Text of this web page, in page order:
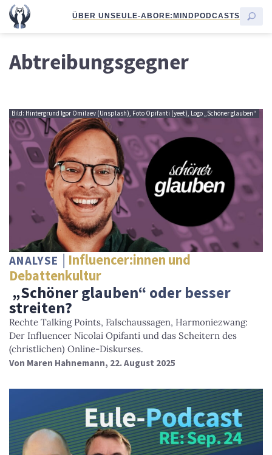
ÜBER UNSEULE-ABORE:MINDPODCASTS
Abtreibungsgegner
Bild: Hintergrund Igor Omilaev (Unsplash), Foto Opifanti (yeet), Logo „Schöner glauben“
ANALYSE
Influencer:innen und
Debattenkultur
„Schöner glauben“ oder besser
streiten?
Rechte Talking Points, Falschaussagen, Harmoniezwang:
Der Influencer Nicolai Opifanti und das Scheitern des
(christlichen) Online-Diskurses.
Von Maren Hahnemann, 22. August 2025